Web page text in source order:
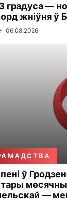
градуса —
жніўня ў
06.08.2026
ў
—